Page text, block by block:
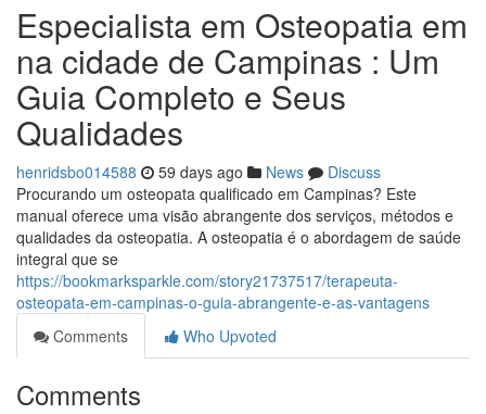
Especialista em Osteopatia em
na cidade de Campinas : Um
Guia Completo e Seus
Qualidades
henridsbo014588 59 days ago News
Discuss
Procurando um osteopata qualificado em Campinas? Este
manual oferece uma visão abrangente dos serviços, métodos e
qualidades da osteopatia. A osteopatia é o abordagem de saúde
integral que se
https://bookmarksparkle.com/story21737517/terapeuta-
osteopata-em-campinas-o-guia-abrangente-e-as-vantagens
Comments
Who Upvoted
Comments